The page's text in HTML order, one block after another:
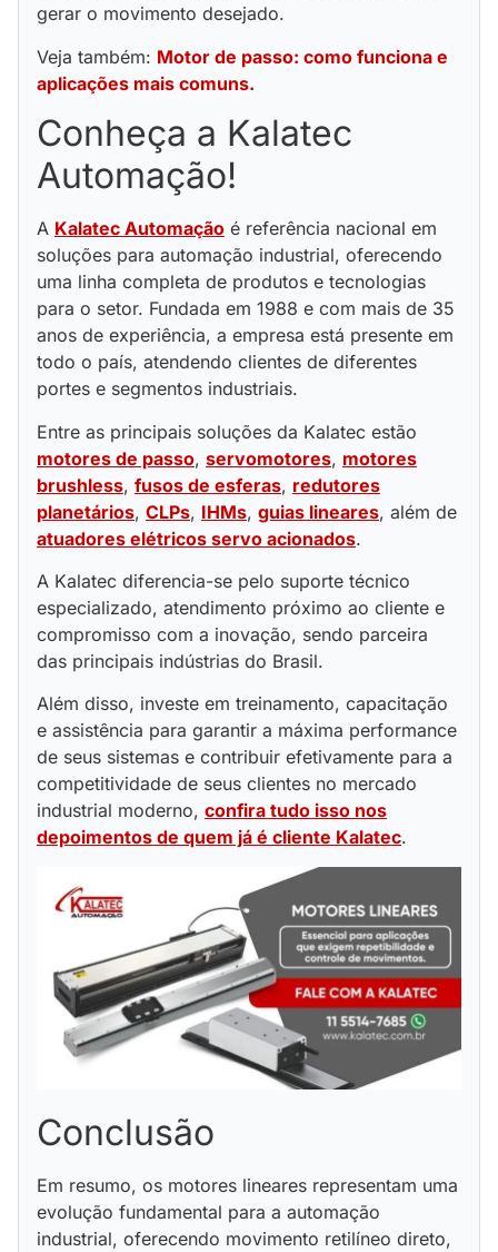
gerar o movimento desejado.
Veja também: Motor de passo: como funciona e
aplicações mais comuns.
Conheça a Kalatec
Automação!
A Kalatec Automação é referência nacional em
soluções para automação industrial, oferecendo
uma linha completa de produtos e tecnologias
para o setor. Fundada em 1988 e com mais de 35
anos de experiência, a empresa está presente em
todo o país, atendendo clientes de diferentes
portes e segmentos industriais.
Entre as principais soluções da Kalatec estão
motores de passo, servomotores, motores
brushless, fusos de esferas, redutores
planetários, CLPs, IHMs, guias lineares, além de
atuadores elétricos servo acionados.
A Kalatec diferencia-se pelo suporte técnico
especializado, atendimento próximo ao cliente e
compromisso com a inovação, sendo parceira
das principais indústrias do Brasil.
Além disso, investe em treinamento, capacitação
e assistência para garantir a máxima performance
de seus sistemas e contribuir efetivamente para a
competitividade de seus clientes no mercado
industrial moderno, confira tudo isso nos
depoimentos de quem já é cliente Kalatec.
Conclusão
Em resumo, os motores lineares representam uma
evolução fundamental para a automação
industrial, oferecendo movimento retilíneo direto,